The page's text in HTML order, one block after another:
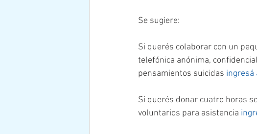
Se sugiere:
Si querés colaborar con un
telefónica anónima,
pensamientos suicidas ingresá
Si querés donar cuatro horas
voluntarios para asistencia